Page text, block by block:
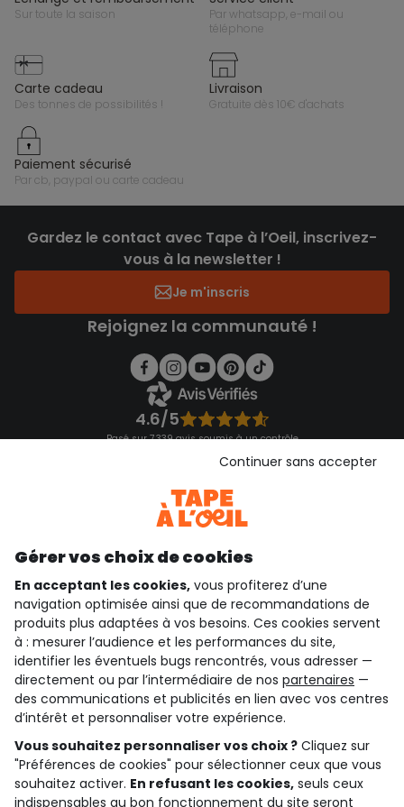
sur toute la saison
par whatsapp, e-mail ou
téléphone
carte cadeau
des tonnes de possibilités !
livraison
gratuite dès 10€ d'achats
paiement sécurisé
par cb, paypal ou carte cadeau
Gardez le contact avec Tape à l’Oeil, inscrivez-
vous à la newsletter !
Je m'inscris
Rejoignez la communauté !
4.6/5
Basé sur 7 339 avis soumis à un contrôle
Consulter les CGU
qui sommes-nous ?
besoin d'aide ?
le club fidélité
notre catalogue
Conditions générales de ventes et d'utilisation
Gérer vos choix de cookies
En acceptant les cookies, vous profiterez d’une
navigation optimisée ainsi que de recommandations de
produits plus adaptées à vos besoins. Ces cookies servent
à : mesurer l’audience et les performances du site,
identifier les éventuels bugs rencontrés, vous adresser —
directement ou par l’intermédiaire de nos partenaires —
des communications et publicités en lien avec vos centres
d’intérêt et personnaliser votre expérience.
Vous souhaitez personnaliser vos choix ? Cliquez sur
"Préférences de cookies" pour sélectionner ceux que vous
souhaitez activer. En refusant les cookies, seuls ceux
indispensables au bon fonctionnement du site seront
Continuer sans accepter